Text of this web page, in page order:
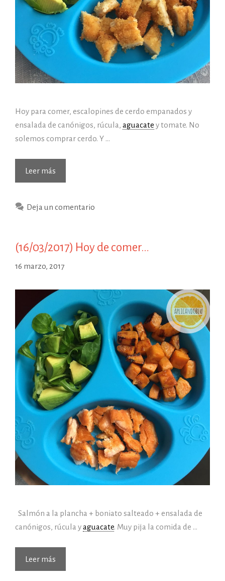
Hoy para comer, escalopines de cerdo empanados y
ensalada de canónigos, rúcula, aguacate y tomate. No
solemos comprar cerdo. Y …
Leer más
Hoy
comer…
Deja un comentario
(16/03/2017) Hoy de comer…
16 marzo, 2017
Salmón a la plancha + boniato salteado + ensalada de
canónigos, rúcula yaguacate. Muy pija la comida de …
Leer más
Hoy